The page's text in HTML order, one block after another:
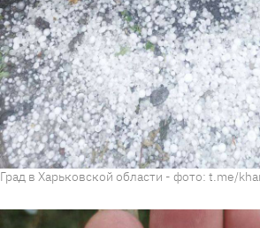
Град в Харьковской области - фото: t.me/